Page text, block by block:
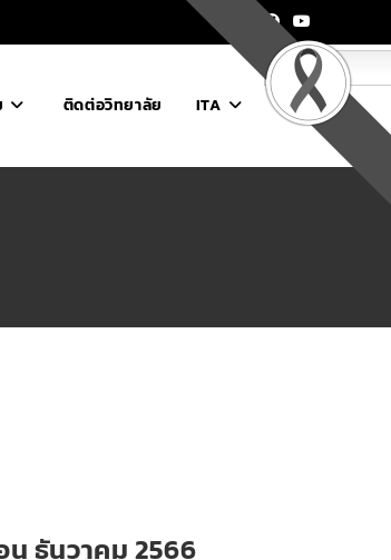
ติดต่อวิทยาลัย ITA
ไทย
น ธันวาคม 2566